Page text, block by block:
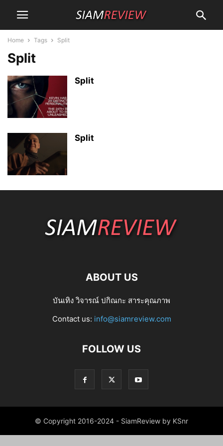
Home Tags Split
Split
Split
Split
ABOUT US
บันเทิง วิจารณ์ ปกิณกะ สาระคุณภาพ
Contact us: info@siamreview.com
FOLLOW US
© Copyright 2016-2024 - SiamReview by KSnr